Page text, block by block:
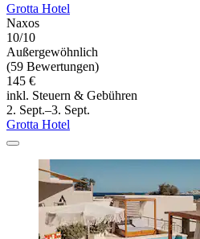
Grotta Hotel
Naxos
10/10
Außergewöhnlich
(59 Bewertungen)
145 €
inkl. Steuern & Gebühren
2. Sept.–3. Sept.
Grotta Hotel